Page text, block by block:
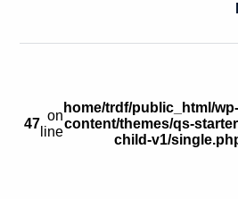
/home/trdf/public_html/wp-
content/themes/qs-
child-v1/
on
line
47